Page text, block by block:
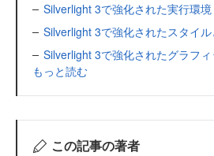
Silverlight 3で強化された実行環境
Silverlight 3で強化されたスタイ
Silverlight 3で強化されたグラフ
もっと読む
この記事の著者